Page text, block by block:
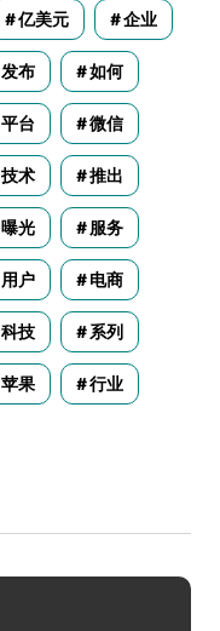
亿美元 企业
发布 如何
平台 微信
技术 推出
曝光 服务
用户 电商
科技 系列
苹果 行业